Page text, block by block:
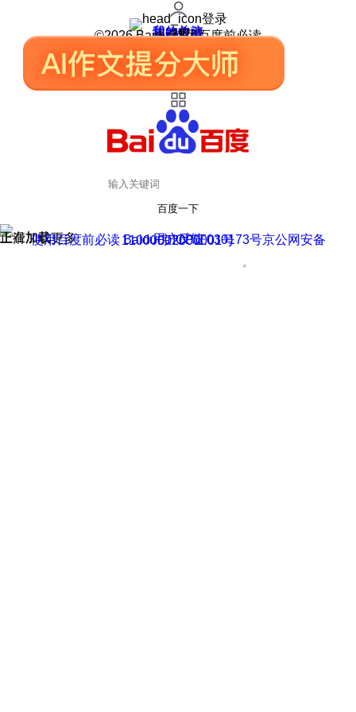
登录
我的关注
我的收藏
皮肤中心
用户反馈
设置
©2026 Baidu 使用百度前必读
百度一下
正在加载
上滑加载更多 用户反馈
使用百度前必读 Baidu 京ICP证030173号
京公网安备11000002000001号